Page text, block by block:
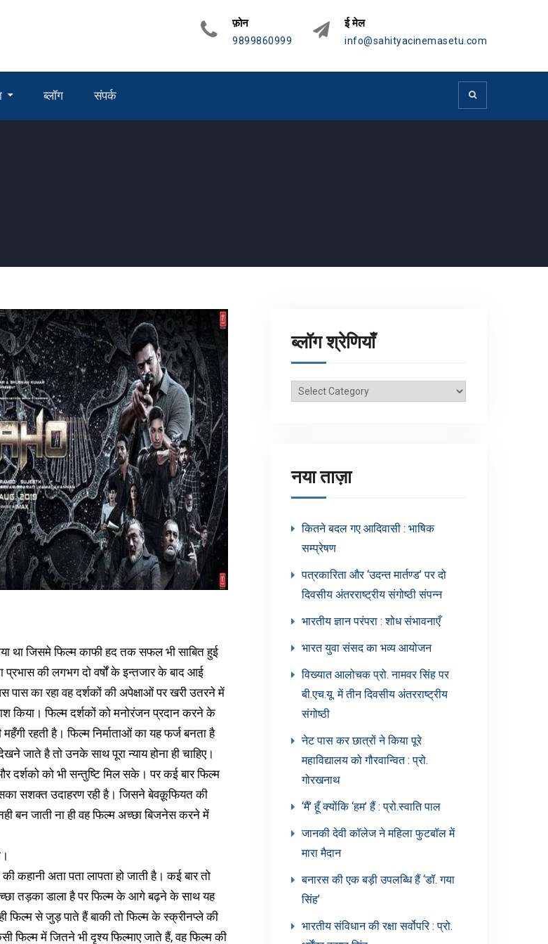
फ़ोन
9899860999
ई मेल
info@sahityacinemasetu.com
ब्लॉग संपर्क
था जिसमे फिल्म काफी हद तक सफल भी साबित हुई
प्रभास की लगभग दो वर्षों के इन्तजार के बाद आई
का रहा वह दर्शकों की अपेक्षाओं पर खरी उतरने में
किया। फिल्म दर्शकों को मनोरंजन प्रदान करने के
रहती है। फिल्म निर्माताओं का यह फर्ज बनता है
जाते है तो उनके साथ पूरा न्याय होना ही चाहिए।
दर्शको को भी सन्तुष्टि मिल सके। पर कई बार फिल्म
सशक्त उदाहरण रही है। जिसने बेवक़ूफियत की
बन जाती ना ही वह फिल्म अच्छा बिजनेस करने में
अता पता लापता हो जाती है। कई बार तो
तड़का डाला है पर फिल्म के आगे बढ़ने के साथ यह
से जुड़ पाते हैं बाकी तो फिल्म के स्क्रीनप्ले की
फिल्म में जितने भी दृश्य फिल्माए जाते हैं, वह फिल्म की
ब्लॉग श्रेणियाँ
ब्लॉग
नया ताज़ा
कितने बदल गए आदिवासी : भाषिक
सम्प्रेषण
पत्रकारिता और ‘उदन्त मार्तण्ड’ पर दो
दिवसीय अंतरराष्ट्रीय संगोष्ठी संपन्न
भारतीय ज्ञान परंपरा : शोध संभावनाएँ
भारत युवा संसद का भव्य आयोजन
विख्यात आलोचक प्रो. नामवर सिंह पर
बी.एच.यू. में तीन दिवसीय अंतरराष्ट्रीय
संगोष्ठी
नेट पास कर छात्रों ने किया पूरे
महाविद्यालय को गौरवान्वित : प्रो.
गोरखनाथ
‘मैं’ हूँ क्योंकि ‘हम’ हैं : प्रो.स्वाति पाल
जानकी देवी कॉलेज ने महिला फुटबॉल में
मारा मैदान
बनारस की एक बड़ी उपलब्धि हैं ‘डॉ. गया
सिंह’
भारतीय संविधान की रक्षा सर्वोपरि : प्रो.